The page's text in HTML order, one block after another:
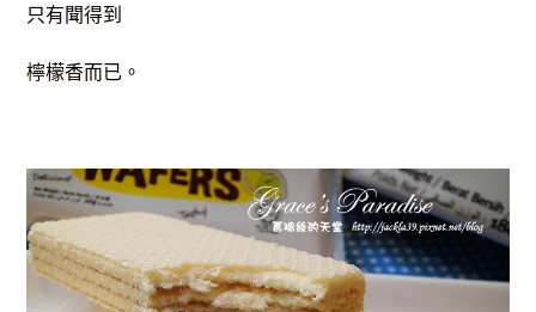
只有聞得到
檸檬香而已。